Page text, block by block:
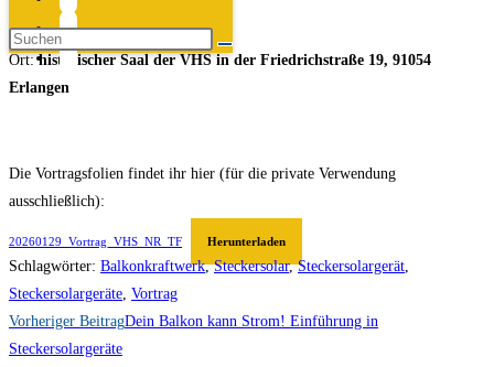
vortrag-480-C-24W202020
Ort:historischer Saal der VHS in der Friedrichstraße 19, 91054
Erlangen
Die Vortragsfolien findet ihr hier (für die private Verwendung
ausschließlich):
20260129_Vortrag_VHS_NR_TF Herunterladen
Schlagwörter: Balkonkraftwerk, Steckersolar, Steckersolargerät,
Steckersolargeräte, Vortrag
Weitere
Artikel
Vorheriger BeitragDein Balkon kann Strom! Einführung in
Steckersolargeräte